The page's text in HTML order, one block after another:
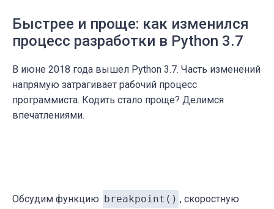
Быстрее и проще: как изменился
процесс разработки в Python 3.7
В июне 2018 года вышел Python 3.7. Часть изменений
напрямую затрагивает рабочий процесс
программиста. Кодить стало проще? Делимся
впечатлениями.
Обсудим функцию breakpoint() , скоростную